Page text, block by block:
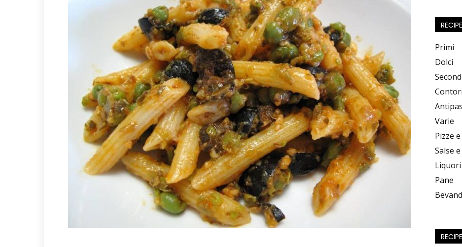
Zero
–
Primi
Dolci
Varie
Pizze
Salse
Pane